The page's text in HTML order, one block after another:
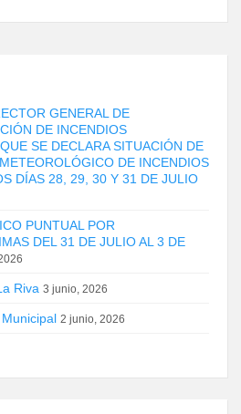
GENERAL DE
DE INCENDIOS
SE DECLARA SITUACIÓN DE
DE INCENDIOS
DÍAS 28, 29, 30 Y 31 DE JULIO
PUNTUAL POR
DEL 31 DE JULIO AL 3 DE
Riva 3 junio, 2026
2 junio, 2026